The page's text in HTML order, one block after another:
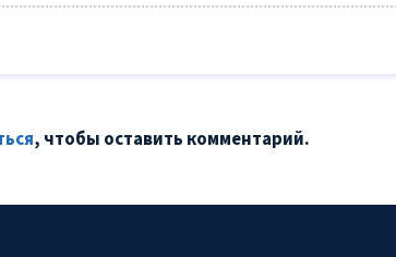
, чтобы оставить комментарий.